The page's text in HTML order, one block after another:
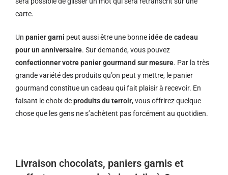
carte.
Un panier garni peut aussi être une bonne idée de cadeau
pour un anniversaire. Sur demande, vous pouvez
confectionner votre panier gourmand sur mesure. Par la très
grande variété des produits qu’on peut y mettre, le panier
gourmand constitue un cadeau qui fait plaisir à recevoir. En
faisant le choix deproduits du terroir, vous offrirez quelque
chose que les gens ne s’achètent pas forcément au quotidien.
Livraison chocolats, paniers garnis et